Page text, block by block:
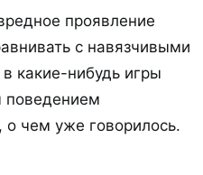
проявление
с навязчивыми
какие-нибудь игры
поведением
чем уже говорилось.